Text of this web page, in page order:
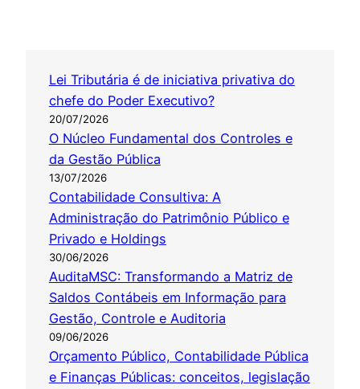
Lei Tributária é de iniciativa privativa do
chefe do Poder Executivo?
20/07/2026
O Núcleo Fundamental dos Controles e
da Gestão Pública
13/07/2026
Contabilidade Consultiva: A
Administração do Patrimônio Público e
Privado e Holdings
30/06/2026
AuditaMSC: Transformando a Matriz de
Saldos Contábeis em Informação para
Gestão, Controle e Auditoria
09/06/2026
Orçamento Público, Contabilidade Pública
e Finanças Públicas: conceitos, legislação